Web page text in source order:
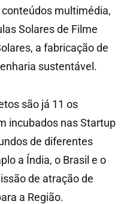
multimédia,
Solares de Filme
a fabricação de
sustentável.
são já 11 os
incubados nas Startup
de diferentes
a Índia, o Brasil e o
de atração de
a Região.